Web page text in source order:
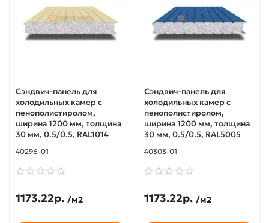
Сэндвич-панель для
холодильных камер с
пенополистиролом,
ширина 1200 мм, толщина
30 мм, 0.5/0.5, RAL1014
40296-01
1173.22р. /м2
Сэндвич-панель для
холодильных камер с
пенополистиролом,
ширина 1200 мм, толщина
30 мм, 0.5/0.5, RAL5005
40303-01
1173.22р. /м2